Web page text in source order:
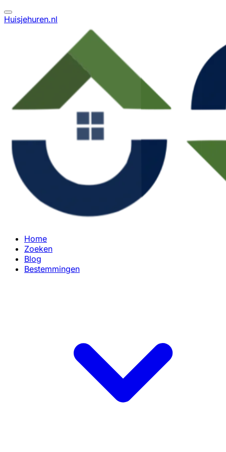
Huisjehuren.nl
Home
Zoeken
Blog
Bestemmingen